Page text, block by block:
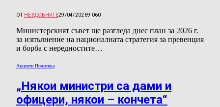
ОТ НЕУДОБНИТЕ29/04/20269 060
Министерският съвет ще разгледа днес план за 2026 г.
за изпълнение на националната стратегия за превенция
и борба с нередностите…
Акценти Политика
„Някои министри са дами и
офицери, някои – кончета“